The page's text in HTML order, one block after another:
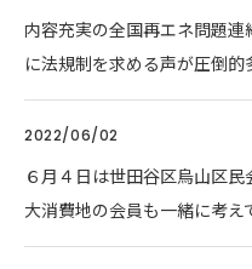
内容充実の全国再エネ問題
に法規制を求める声が圧倒的
2022/06/02
６月４日は世田谷区烏山区
大消費地の会員も一緒に考え